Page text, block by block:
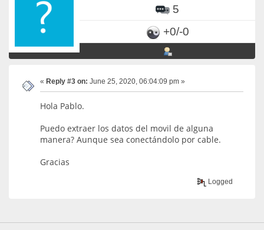
5
+0/-0
« Reply #3 on: June 25, 2020, 06:04:09 pm »
Hola Pablo.
Puedo extraer los datos del movil de alguna
manera? Aunque sea conectándolo por cable.
Gracias
Logged